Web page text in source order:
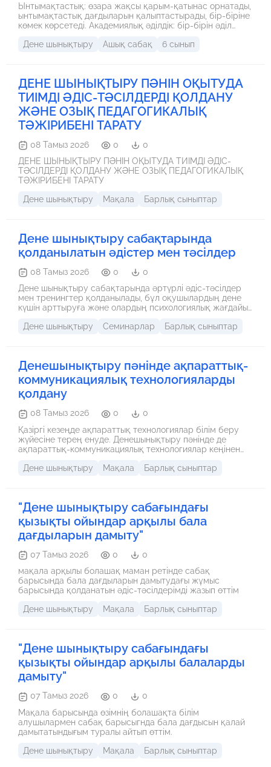
Ынтымақтастық: өзара жақсы қарым-қатынас орнатады,
ынтымақтастық дағдыларын қалыптастырады, бір-біріне
көмек көрсетеді. Академиялық әділдік: бір-бірін әділ
қарайды. Өмір бойы оқу: алған білімін өмірмен
адалдықты, өз іс-әрекеттерімен дәлелдейді. Өзіне және
өзгеге құрмет: топтық жұмыс, жұптық жұмыс кезінде
жүзеге асырады. Еңбек пен шығармашылық: альтернатив
ойынды ұйымдастырады, ойын барысында жеңіске
талпынады.
Дене шынықтыру Ашық сабақ 6 сынып
ДЕНЕ ШЫНЫҚТЫРУ ПӘНІН ОҚЫТУДА
ТИІМДІ ӘДІС-ТӘСІЛДЕРДІ ҚОЛДАНУ
ЖӘНЕ ОЗЫҚ ПЕДАГОГИКАЛЫҚ
ТӘЖІРИБЕНІ ТАРАТУ
08 Тамыз 2026 0
0
ДЕНЕ ШЫНЫҚТЫРУ ПӘНІН ОҚЫТУДА ТИІМДІ ӘДІС-
ТӘСІЛДЕРДІ ҚОЛДАНУ ЖӘНЕ ОЗЫҚ ПЕДАГОГИКАЛЫҚ
ТӘЖІРИБЕНІ ТАРАТУ
Дене шынықтыру
Мақала Барлық сыныптар
Дене шынықтыру сабақтарында
қолданылатын әдістер мен тәсілдер
08 Тамыз 2026 0
0
Дене шынықтыру сабақтарында әртүрлі әдіс-тәсілдер
мен тренингтер қолданылады, бұл оқушылардың дене
күшін арттыруға және олардың психологиялық жағдайын
жаттығулар, кардионауқандар, топтық жаттығулар мен
өнер көрсетулер, командалық жұмыстар мен тәртіпке
бағыну дағдылары да дамытылады.
Дене шынықтыру Семинарлар Барлық сыныптар
Денешынықтыру пәнінде ақпараттық-
коммуникациялық технологияларды
қолдану
08 Тамыз 2026 0
0
Қазіргі кезеңде ақпараттық технологиялар білім беру
жүйесіне терең енуде. Денешынықтыру пәнінде де
ақпараттық-коммуникациялық технологиялар кеңінен
жаттығулар мен бейнемазмұндар: Мұғалімдер мен
Дене шынықтыру Мақала Барлық сыныптар
"Дене шынықтыру сабағындағы
қызықты ойындар арқылы бала
дағдыларын дамыту"
07 Тамыз 2026 0
0
мақала арқылы болашақ маман ретінде сабақ
барысында бала дағдыларын дамытудағы жұмыс
барысында қолданатын әдіс-тәсілдерімді жазып өттім
Дене шынықтыру
Мақала Барлық сыныптар
"Дене шынықтыру сабағындағы
қызықты ойындар арқылы балаларды
дамыту"
07 Тамыз 2026 0
0
Мақала барысында өзімнің болашақта білім
алушылармен сабақ барысыгнда бала дағдысын қалай
дамытатындығым туралы айтып өттім.
Дене шынықтыру
Мақала Барлық сыныптар